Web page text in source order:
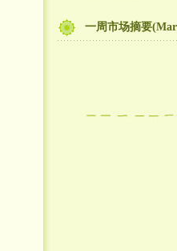
一周市场摘要